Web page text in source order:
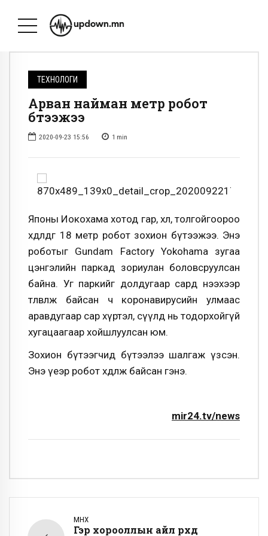
ТЕХНОЛОГИ
Арван найман метр робот
бүтээжээ
2020-09-23 15:56 1 min
Японы Иокохама хотод гар, хөл, толгойгоороо
хөдөлдөг 18 метр робот зохион бүтээжээ. Энэ
роботыг Gundam Factory Yokohama зугаа
цэнгэлийн паркад зориулан боловсруулсан
байна. Уг паркийг долдугаар сард нээхээр
төлөвлөж байсан ч коронавирусийн улмаас
аравдугаар сар хүртэл, сүүлд нь тодорхойгүй
хугацаагаар хойшлуулсан юм.
Зохион бүтээгчид бүтээлээ шалгаж үзсэн.
Энэ үеэр робот хөдөлж байсан гэнэ.
mir24.tv/news
ӨМНӨХ
Гэр хорооллын айл өрхөд